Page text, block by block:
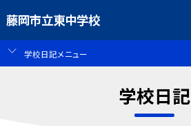
藤岡市立東中学校
学校日記メニュー
学校日記